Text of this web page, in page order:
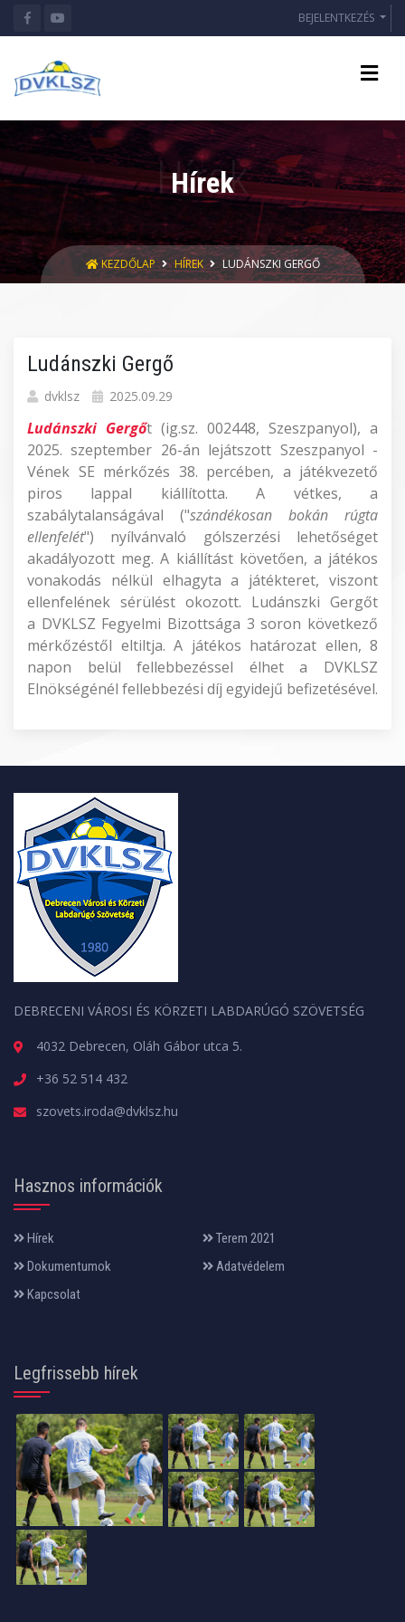
BEJELENTKEZÉS
Hírek
KEZDŐLAP HÍREK LUDÁNSZKI GERGŐ
Ludánszki Gergő
dvklsz 2025.09.29
Ludánszki Gergőt (ig.sz. 002448, Szeszpanyol), a
2025. szeptember 26-án lejátszott Szeszpanyol -
Vének SE mérkőzés 38. percében, a játékvezető
piros lappal kiállította. A vétkes, a
szabálytalanságával ("szándékosan bokán rúgta
ellenfelét") nyílvánvaló gólszerzési lehetőséget
akadályozott meg. A kiállítást követően, a játékos
vonakodás nélkül elhagyta a játékteret, viszont
ellenfelének sérülést okozott. Ludánszki Gergőt
a DVKLSZ Fegyelmi Bizottsága 3 soron következő
mérkőzéstől eltiltja. A játékos határozat ellen, 8
napon belül fellebbezéssel élhet a DVKLSZ
Elnökségénél fellebbezési díj egyidejű befizetésével.
DEBRECENI VÁROSI ÉS KÖRZETI LABDARÚGÓ SZÖVETSÉG
4032 Debrecen, Oláh Gábor utca 5.
+36 52 514 432
szovets.iroda@dvklsz.hu
Hasznos információk
Hírek
Terem 2021
Dokumentumok
Adatvédelem
Kapcsolat
Legfrissebb hírek